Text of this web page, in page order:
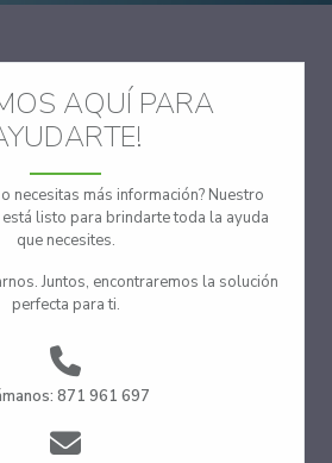
AQUÍ PARA
necesitas más información? Nuestro
listo para brindarte toda la ayuda
que necesites.
Juntos, encontraremos la solución
perfecta para ti.
871 961 697